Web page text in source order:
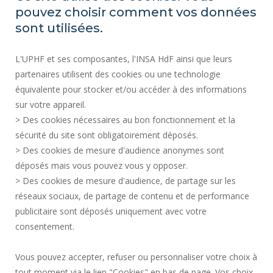
ACTES RÉGLEMENTAIRES
MENTIONS LÉGALES
MARCHÉS PUBLICS
CRÉDITS
RECRUTEMENTS
PLAN DU SITE
DONNÉES PERSONNELLES
SERVICES PUBLICS +
pouvez choisir comment vos données
sont utilisées.
L'UPHF et ses composantes, l'INSA HdF ainsi que leurs
partenaires utilisent des cookies ou une technologie
équivalente pour stocker et/ou accéder à des informations
sur votre appareil.
> Des cookies nécessaires au bon fonctionnement et la
sécurité du site sont obligatoirement déposés.
> Des cookies de mesure d'audience anonymes sont
déposés mais vous pouvez vous y opposer.
> Des cookies de mesure d'audience, de partage sur les
réseaux sociaux, de partage de contenu et de performance
publicitaire sont déposés uniquement avec votre
consentement.
Vous pouvez accepter, refuser ou personnaliser votre choix à